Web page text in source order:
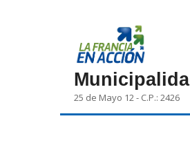
25 de Mayo 12 - C.P.: 2426